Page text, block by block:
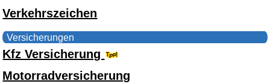
Verkehrszeichen
Versicherungen
Kfz Versicherung
Motorradversicherung